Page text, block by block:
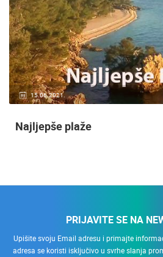
15.06.2021.
Najljepše plaže
PRIJAVITE SE NA
Upišite svoju Email adresu i primajte
adresa se koristi isključivo u svrhe slanja